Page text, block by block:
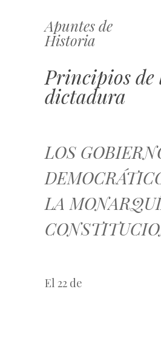
Apuntes de
Historia
Saltar
al
Principios de
dictadura
LOS
LA
El 22 de